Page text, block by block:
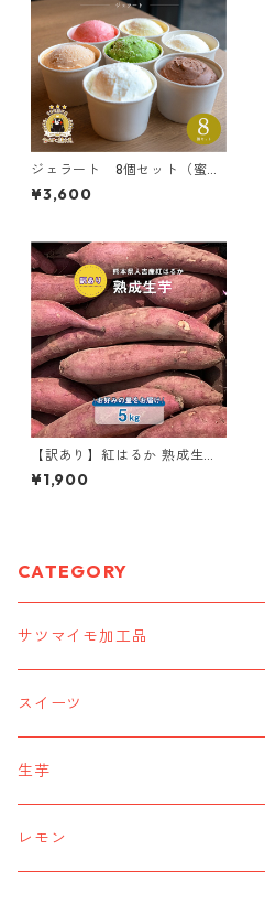
ジェラート 8個セット（蜜焼
き芋 さがらの白 抹茶 リッ
チミルク スイートチョコレ
¥3,600
【訳あり】紅はるか 熟成生芋5
kg 熊本県産 さつまいも サイ
ズ混合 土付き
¥1,900
CATEGORY
サツマイモ加工品
蜜焼き芋
ペースト
スイーツ
サツマイモスイーツ
ジェラート
生芋
5kg
レモン